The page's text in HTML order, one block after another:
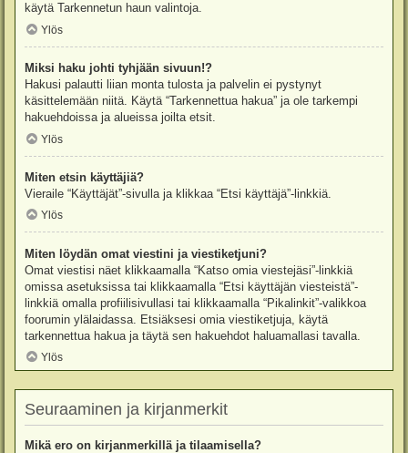
käytä Tarkennetun haun valintoja.
Ylös
Miksi haku johti tyhjään sivuun!?
Hakusi palautti liian monta tulosta ja palvelin ei pystynyt
käsittelemään niitä. Käytä “Tarkennettua hakua” ja ole tarkempi
hakuehdoissa ja alueissa joilta etsit.
Ylös
Miten etsin käyttäjiä?
Vieraile “Käyttäjät”-sivulla ja klikkaa “Etsi käyttäjä”-linkkiä.
Ylös
Miten löydän omat viestini ja viestiketjuni?
Omat viestisi näet klikkaamalla “Katso omia viestejäsi”-linkkiä
omissa asetuksissa tai klikkaamalla “Etsi käyttäjän viesteistä”-
linkkiä omalla profiilisivullasi tai klikkaamalla “Pikalinkit”-valikkoa
foorumin ylälaidassa. Etsiäksesi omia viestiketjuja, käytä
tarkennettua hakua ja täytä sen hakuehdot haluamallasi tavalla.
Ylös
Seuraaminen ja kirjanmerkit
Mikä ero on kirjanmerkillä ja tilaamisella?